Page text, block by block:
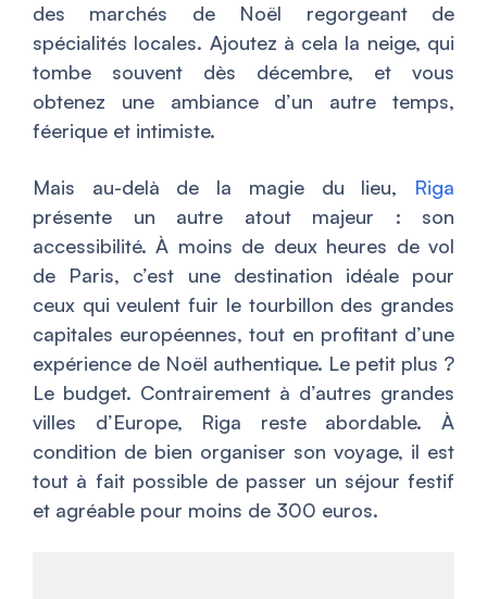
des marchés de Noël regorgeant de
spécialités locales. Ajoutez à cela la neige, qui
tombe souvent dès décembre, et vous
obtenez une ambiance d’un autre temps,
féerique et intimiste.
Mais au-delà de la magie du lieu, Riga
présente un autre atout majeur : son
accessibilité. À moins de deux heures de vol
de Paris, c’est une destination idéale pour
ceux qui veulent fuir le tourbillon des grandes
capitales européennes, tout en profitant d’une
expérience de Noël authentique. Le petit plus ?
Le budget. Contrairement à d’autres grandes
villes d’Europe, Riga reste abordable. À
condition de bien organiser son voyage, il est
tout à fait possible de passer un séjour festif
et agréable pour moins de 300 euros.